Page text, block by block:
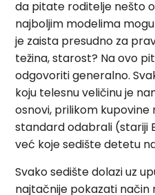
da pitate roditelje nešto
najboljim modelima
je zaista presudno za
težina, starost? Na ovo
odgovoriti generalno.
koju telesnu veličinu je
osnovi, prilikom kupovine
standard odabrali (stariji
već koje sedište detetu
Svako sedište dolazi uz
najtačnije pokazati način